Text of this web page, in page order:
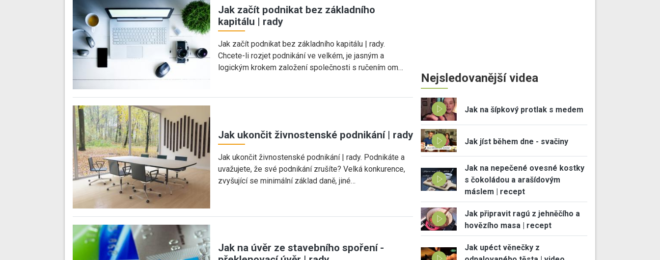
Jak začít podnikat bez základního
kapitálu | rady
Jak začít podnikat bez základního kapitálu | rady.
Chcete-li rozjet podnikání ve velkém, je jasným a
logickým krokem založení společnosti s ručením om…
Jak ukončit živnostenské podnikání | rady
Jak ukončit živnostenské podnikání | rady. Podnikáte a
uvažujete, že své podnikání zrušíte? Velká konkurence,
zvyšující se minimální základ daně, jiné…
Jak na úvěr ze stavebního spoření -
Nejsledovanější videa
Jak na šípkový protlak s medem
Jak jíst během dne - svačiny
Jak na nepečené ovesné kostky
s čokoládou a arašídovým
máslem | recept
Jak připravit ragú z jehněčího a
hovězího masa | recept
Jak upéct věnečky z